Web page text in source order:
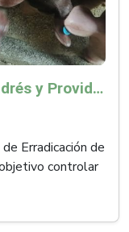
La OMSA reconoció a San Andrés y Providencia como zona libre de Peste Porcina Clásica (PPC)
Erradicación de
controlar